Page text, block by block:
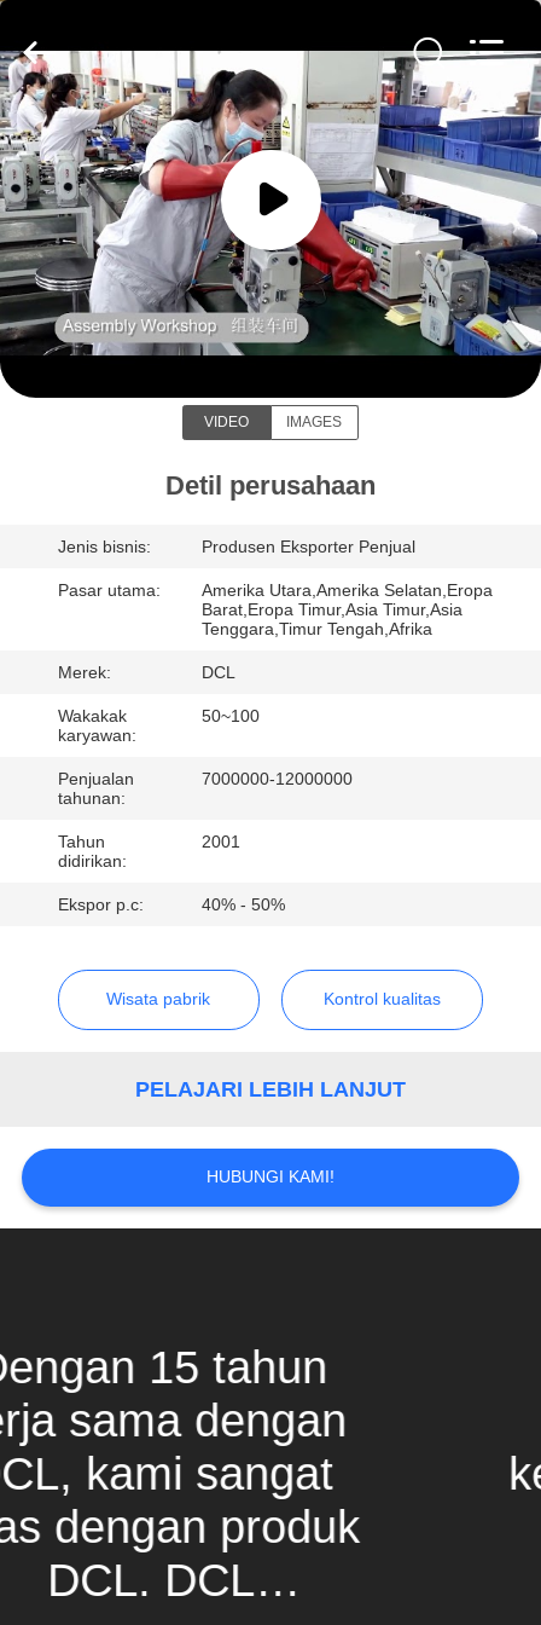
RUMAH
PRODUK
TAMPILAN
VR
TENTANG
PABRIK
KUALITAS
HUBUNGI
KAMI
PERMINTAAN
PENAWARAN
SITEMAP
Limited.
All
Rights
Reserved.
Dynamic Corporation Limited
VIDEO IMAGES
Detil perusahaan
Jenis bisnis: Produsen Eksporter Penjual
Pasar utama:
Amerika Utara,Amerika Selatan,Eropa
Barat,Eropa Timur,Asia Timur,Asia
Tenggara,Timur Tengah,Afrika
Merek: DCL
Wakakak
karyawan:
50~100
Penjualan
tahunan:
7000000-12000000
Tahun
didirikan:
2001
Ekspor p.c: 40% - 50%
Wisata pabrik Kontrol kualitas
PELAJARI LEBIH LANJUT
HUBUNGI KAMI!
Kami telah
membangun
kemitraan dengan
DCL selama
beberapa